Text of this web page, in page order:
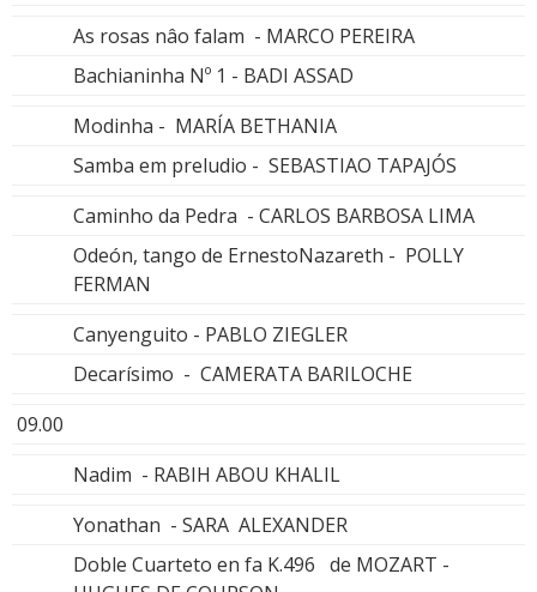
As rosas nâo falam - MARCO PEREIRA
Bachianinha Nº 1 - BADI ASSAD
Modinha - MARÍA BETHANIA
Samba em preludio - SEBASTIAO TAPAJÓS
Caminho da Pedra - CARLOS BARBOSA LIMA
Odeón, tango de ErnestoNazareth - POLLY
FERMAN
Canyenguito - PABLO ZIEGLER
Decarísimo - CAMERATA BARILOCHE
09.00
Nadim - RABIH ABOU KHALIL
Yonathan - SARA ALEXANDER
Doble Cuarteto en fa K.496 de MOZART -